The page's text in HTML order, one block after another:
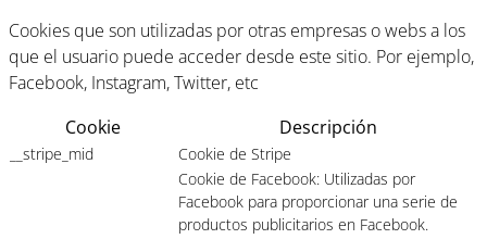
Cookies que son utilizadas por otras empresas o webs a los
que el usuario puede acceder desde este sitio. Por ejemplo,
Facebook, Instagram, Twitter, etc
Cookie
Descripción
__stripe_mid Cookie de Stripe
Cookie de Facebook: Utilizadas por
Facebook para proporcionar una serie de
productos publicitarios en Facebook.